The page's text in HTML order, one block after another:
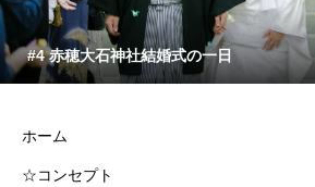
#4 赤穂大石神社結婚式の一日
ホーム
☆コンセプト